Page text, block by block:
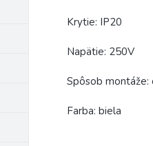
Krytie: IP20
Napätie: 250V
Spôsob montáže:
Farba: biela